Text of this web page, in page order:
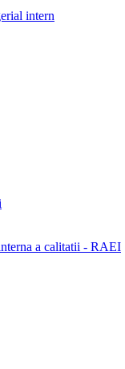
intern
a calitatii - RAEI